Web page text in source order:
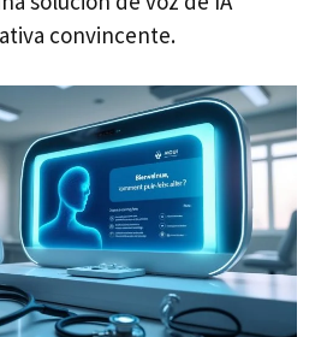
convincente.